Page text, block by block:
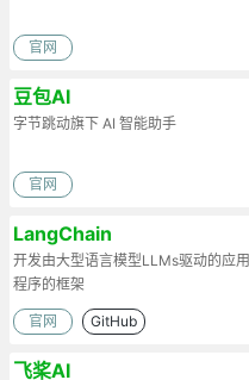
官网
豆包AI
字节跳动旗下 AI 智能助手
官网
LangChain
开发由大型语言模型LLMs驱动的应用
程序的框架
官网 GitHub
飞桨AI